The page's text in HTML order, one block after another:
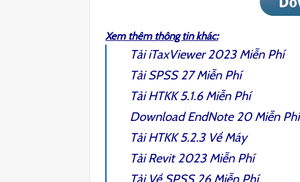
Xem thêm thông tin khác:
TảiiTaxViewer 2023Miễn Phí
TảiSPSS 27Miễn Phí
TảiHTKK 5.1.6 Miễn Phí
DownloadEndNote 20Miễn Phí
TảiHTKK 5.2.3Về Máy
TảiRevit 2023Miễn Phí